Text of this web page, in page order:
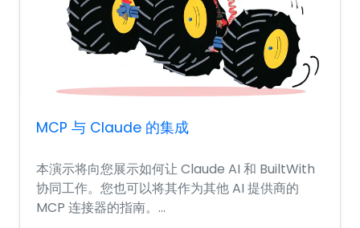
MCP 与 Claude 的集成
本演示将向您展示如何让 Claude AI 和 BuiltWith
协同工作。您也可以将其作为其他 AI 提供商的
MCP 连接器的指南。...